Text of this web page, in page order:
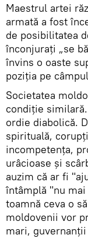
Maestrul artei
armată a fost
de posibilitatea
înconjuraţi „se
învins o oaste
poziţia pe
Societatea
condiţie
ordie diabolică.
spirituală,
incompetenţa,
urâcioase şi
auzim că ar fi
întâmplă "nu
toamnă ceva o
moldovenii vor
mari,